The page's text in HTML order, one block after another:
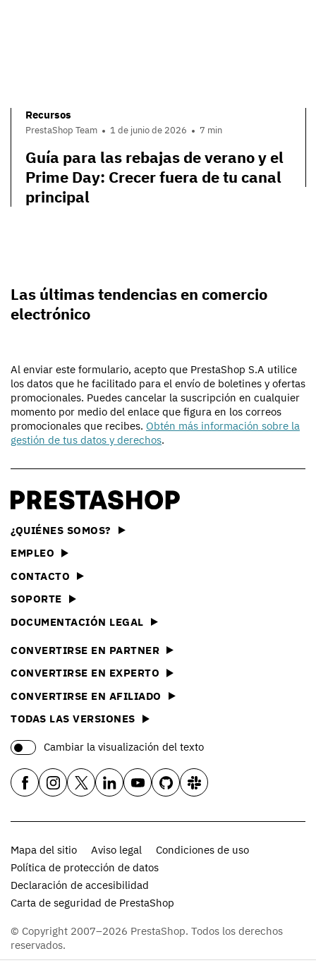
Recursos
PrestaShop Team 1 de junio de 2026 7 min
Guía para las rebajas de verano y el
Prime Day: Crecer fuera de tu canal
principal
Las últimas tendencias en comercio
electrónico
Al enviar este formulario, acepto que PrestaShop S.A utilice
los datos que he facilitado para el envío de boletines y ofertas
promocionales. Puedes cancelar la suscripción en cualquier
momento por medio del enlace que figura en los correos
promocionales que recibes. Obtén más información sobre la
gestión de tus datos y derechos.
¿QUIÉNES SOMOS?
EMPLEO
CONTACTO
SOPORTE
DOCUMENTACIÓN LEGAL
CONVERTIRSE EN PARTNER
CONVERTIRSE EN EXPERTO
CONVERTIRSE EN AFILIADO
TODAS LAS VERSIONES
Cambiar la visualización del texto
Mapa del sitio Aviso legal
Condiciones de uso
Política de protección de datos
Declaración de accesibilidad
Carta de seguridad de PrestaShop
© Copyright 2007–2026 PrestaShop. Todos los derechos
reservados.